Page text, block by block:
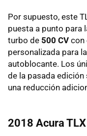
Por supuesto, este
puesta a punto para
turbo de 500 CV con
personalizada para
autoblocante. Los
de la pasada
una reducción
2018 Acura